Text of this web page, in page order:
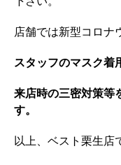
店舗では新型コロナ
スタッフのマスク着
来店時の三密対策等
す。
以上、ベスト栗生店